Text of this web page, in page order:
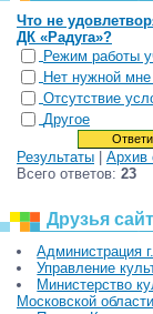
Что не
ДК «Радуга»?
Режим работы
Нет нужной мне
Отсутствие
Другое
Результаты
Архив
Всего ответов: 23
Друзья
Администрация
Управление
Министерство
Московской области